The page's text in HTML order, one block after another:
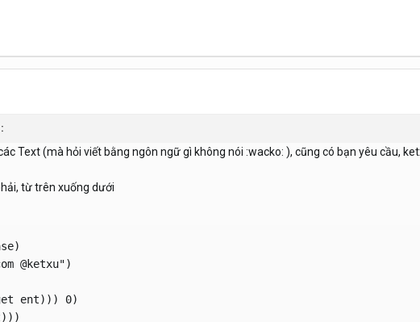
Text (mà hỏi viết bằng ngôn ngữ gì không nói :wacko: ), cũng có bạn yêu cầu,
từ trên xuống dưới
@ketxu")
ent))) 0)